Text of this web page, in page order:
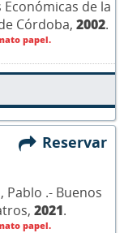
Económicas de la
Córdoba, 2002.
papel.
Reservar
Pablo .- Buenos
2021.
papel.